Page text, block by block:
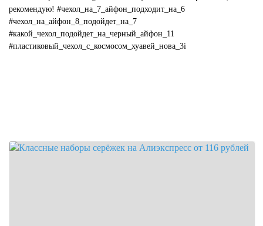
рекомендую! #чехол_на_7_айфон_подходит_на_6
#чехол_на_айфон_8_подойдет_на_7
#какой_чехол_подойдет_на_черный_айфон_11
#пластиковый_чехол_с_космосом_хуавей_нова_3i